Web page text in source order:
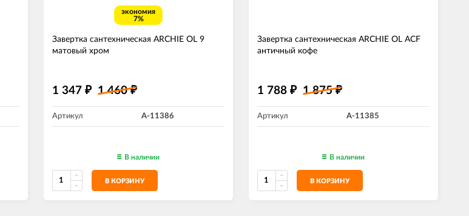
экономия
7%
Завертка сантехническая ARCHIE OL 9
матовый хром
1 347 ₽ 1 460₽
Артикул A-11386
В наличии
В КОРЗИНУ
Завертка сантехническая ARCHIE OL ACF
античный кофе
1 788 ₽ 1 875₽
Артикул A-11385
В наличии
В КОРЗИНУ